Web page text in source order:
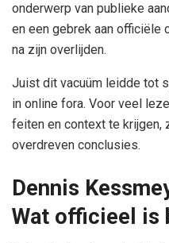
onderwerp van publieke
en een gebrek aan officiële
na zijn overlijden.
Juist dit vacuüm leidde tot
in online fora. Voor veel
feiten en context te krijgen,
overdreven conclusies.
Dennis
Wat officieel is